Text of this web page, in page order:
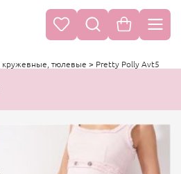
кружевные, тюлевые > Pretty Polly Avt5